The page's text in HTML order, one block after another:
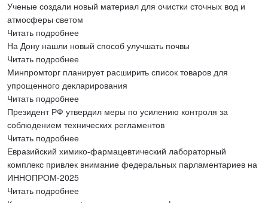
Ученые создали новый материал для очистки сточных вод и
атмосферы светом
Читать подробнее
На Дону нашли новый способ улучшать почвы
Читать подробнее
Минпромторг планирует расширить список товаров для
упрощенного декларирования
Читать подробнее
Президент РФ утвердил меры по усилению контроля за
соблюдением технических регламентов
Читать подробнее
Евразийский химико-фармацевтический лабораторный
комплекс привлек внимание федеральных парламентариев на
ИННОПРОМ-2025
Читать подробнее